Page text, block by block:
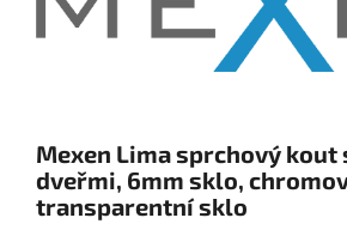
Mexen Lima sprchový kout
dveřmi, 6mm sklo,
transparentní sklo